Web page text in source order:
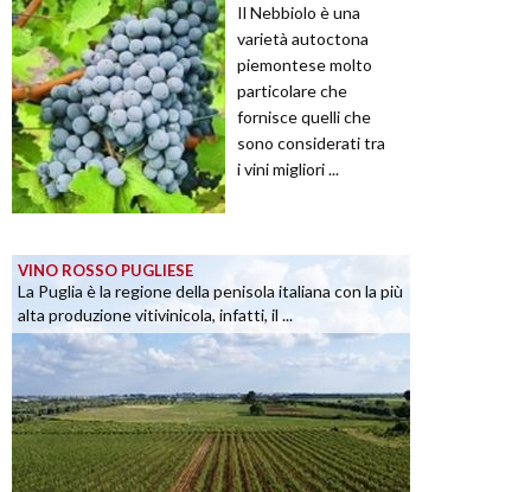
Il Nebbiolo è una
varietà autoctona
piemontese molto
particolare che
fornisce quelli che
sono considerati tra
i vini migliori ...
VINO ROSSO PUGLIESE
La Puglia è la regione della penisola italiana con la più
alta produzione vitivinicola, infatti, il ...